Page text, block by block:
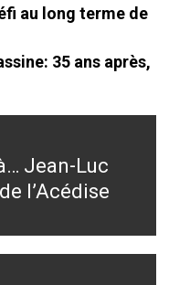
au long terme de
35 ans après,
Jean-Luc
l’Acédise